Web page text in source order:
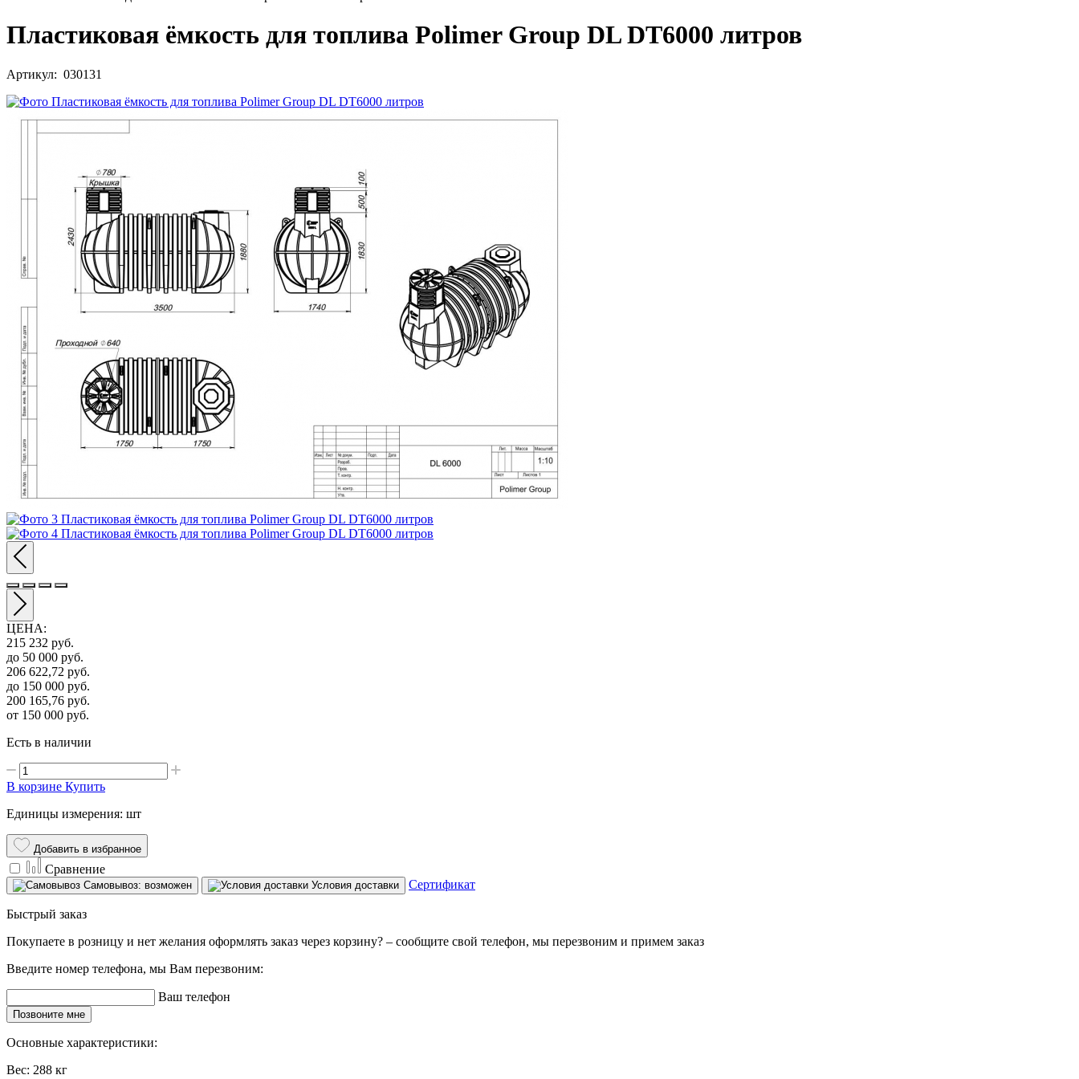
Пластиковая ёмкость для топлива Polimer Group DL DT6000 литров
Артикул: 030131
ЦЕНА:
215 232 руб.
до 50 000 руб.
206 622,72 руб.
до 150 000 руб.
200 165,76 руб.
от 150 000 руб.
Есть в наличии
В корзине Купить
Единицы измерения: шт
Добавить в избранное
Сравнение
Самовывоз: возможен Условия доставки Сертификат
Быстрый заказ
Покупаете в розницу и нет желания оформлять заказ через корзину? – сообщите свой телефон, мы перезвоним и примем заказ
Введите номер телефона, мы Вам перезвоним:
Ваш телефон
Позвоните мне
Основные характеристики:
Вес: 288 кг